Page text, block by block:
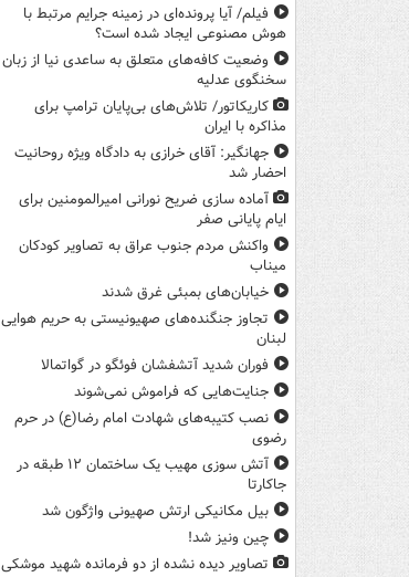
فیلم/ آیا پرونده‌ای در زمینه جرایم مرتبط با
هوش مصنوعی ایجاد شده است؟
وضعیت کافه‌های متعلق به ساعدی نیا از زبان
سخنگوی عدلیه
کاریکاتور/ تلاش‌های بی‌پایان ترامپ برای
مذاکره با ایران
جهانگیر: آقای خرازی به دادگاه ویژه روحانیت
احضار شد
آماده سازی ضریح نورانی امیرالمومنین برای
ایام پایانی صفر
واکنش مردم جنوب عراق به تصاویر کودکان
میناب
خیابان‌های بمبئی غرق شدند
تجاوز جنگنده‌های صهیونیستی به حریم هوایی
لبنان
فوران شدید آتشفشان فوئگو در گواتمالا
جنایت‌هایی که فراموش نمی‌شوند
نصب کتیبه‌های شهادت امام رضا(ع) در حرم
رضوی
آتش سوزی مهیب یک ساختمان ۱۲ طبقه در
جاکارتا
بیل مکانیکی ارتش صهیونی واژگون شد
چین ونیز شد!
تصاویر دیده‌ نشده از دو فرمانده شهید موشکی